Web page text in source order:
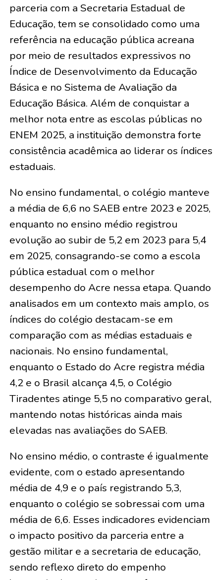
parceria com a Secretaria Estadual de
Educação, tem se consolidado como uma
referência na educação pública acreana
por meio de resultados expressivos no
Índice de Desenvolvimento da Educação
Básica e no Sistema de Avaliação da
Educação Básica. Além de conquistar a
melhor nota entre as escolas públicas no
ENEM 2025, a instituição demonstra forte
consistência acadêmica ao liderar os índices
estaduais.
No ensino fundamental, o colégio manteve
a média de 6,6 no SAEB entre 2023 e 2025,
enquanto no ensino médio registrou
evolução ao subir de 5,2 em 2023 para 5,4
em 2025, consagrando-se como a escola
pública estadual com o melhor
desempenho do Acre nessa etapa. Quando
analisados em um contexto mais amplo, os
índices do colégio destacam-se em
comparação com as médias estaduais e
nacionais. No ensino fundamental,
enquanto o Estado do Acre registra média
4,2 e o Brasil alcança 4,5, o Colégio
Tiradentes atinge 5,5 no comparativo geral,
mantendo notas históricas ainda mais
elevadas nas avaliações do SAEB.
No ensino médio, o contraste é igualmente
evidente, com o estado apresentando
média de 4,9 e o país registrando 5,3,
enquanto o colégio se sobressai com uma
média de 6,6. Esses indicadores evidenciam
o impacto positivo da parceria entre a
gestão militar e a secretaria de educação,
sendo reflexo direto do empenho